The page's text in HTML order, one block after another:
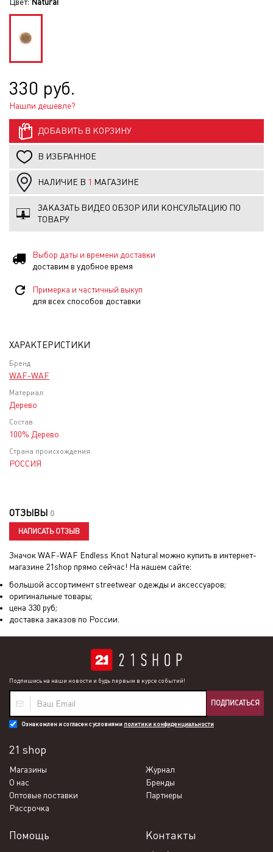
330 руб.
Нашли дешевле?
ДОБАВИТЬ В КОРЗИНУ
В ИЗБРАННОЕ
НАЛИЧИЕ В 1 МАГАЗИНЕ
ЗАКАЗАТЬ ВИДЕО ОБЗОР ИЛИ КОНСУЛЬТАЦИЮ ПО
ТОВАРУ
Выбор даты и времени доставки
доставим в удобное время
Примерка и частичный выкуп
для всех способов доставки
ХАРАКТЕРИСТИКИ
Бренд
WAF-WAF
Материал
Дерево
Состав
100% Дерево
Страна происхождения
РОССИЯ
ОТЗЫВЫ 0
НАПИСАТЬ ОТЗЫВ
Значок WAF-WAF Endless Knot Natural можно купить в интернет-
магазине 21shop прямо сейчас! На нашем сайте:
большой ассортимент streetwear одежды и аксессуаров;
оригинальные товары;
цена 330 руб;
доставка заказов по России.
Подпишись на наши новости и будь первым в курсе событий!
ПОДПИСАТЬСЯ
Ознакомлен и согласен с условиями политики конфиденциальности
21 shop
Магазины
Журнал
О нас
Бренды
Оптовые поставки
Партнеры
Рассрочка
Помощь Контакты